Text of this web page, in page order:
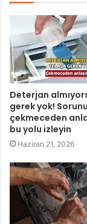
Deterjan
gerek yok! Sorunu
çekmeceden
bu yolu izleyin
Haziran 21, 2026